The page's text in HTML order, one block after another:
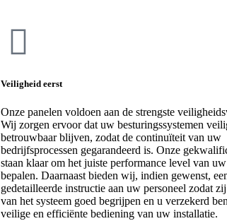
Veiligheid eerst
Onze panelen voldoen aan de strengste
Wij zorgen ervoor dat uw besturingssystemen
betrouwbaar blijven, zodat de continuïteit van uw
bedrijfsprocessen gegarandeerd is. Onze
staan klaar om het juiste performance level van
bepalen. Daarnaast bieden wij, indien gewenst,
gedetailleerde instructie aan uw personeel zodat
van het systeem goed begrijpen en u verzekerd
veilige en efficiënte bediening van uw installatie.